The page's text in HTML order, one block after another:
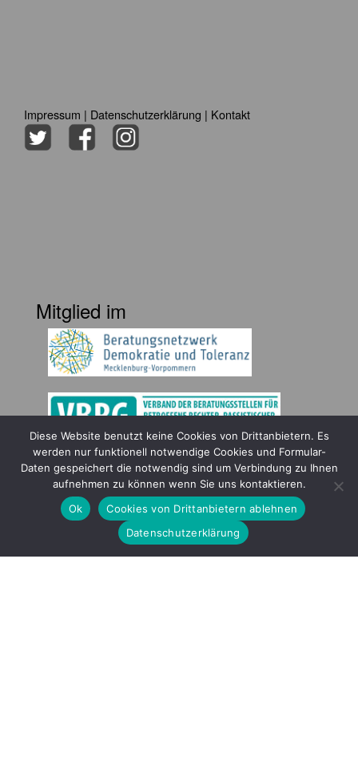
Impressum | Datenschutzerklärung | Kontakt
Mitglied im
Gefördert durch
Diese Website benutzt keine Cookies von Drittanbietern. Es
werden nur funktionell notwendige Cookies und Formular-
Daten gespeichert die notwendig sind um Verbindung zu Ihnen
aufnehmen zu können wenn Sie uns kontaktieren.
Ok
Cookies von Drittanbietern ablehnen
Datenschutzerklärung